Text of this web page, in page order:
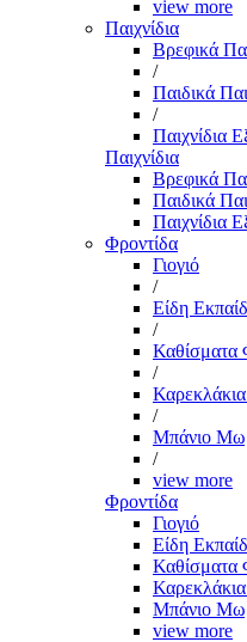
view more
Παιχνίδια
Βρεφικά
/
Παιδικά
/
Παιχνίδια
Παιχνίδια
Βρεφικά
Παιδικά
Παιχνίδια
Φροντίδα
Γιογιό
/
Είδη
/
Καθίσματα
/
/
Μπάνιο
/
view more
Φροντίδα
Γιογιό
Είδη
Καθίσματα
Μπάνιο
view more